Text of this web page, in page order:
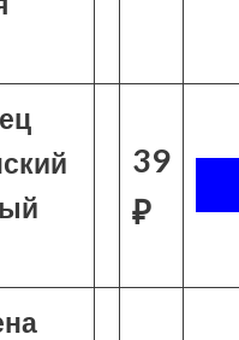
39
₽